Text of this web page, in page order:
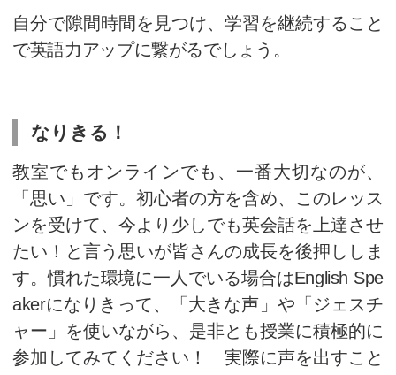
活音はある程度仕方ないのです
ることができます。
浮いた移動時間！